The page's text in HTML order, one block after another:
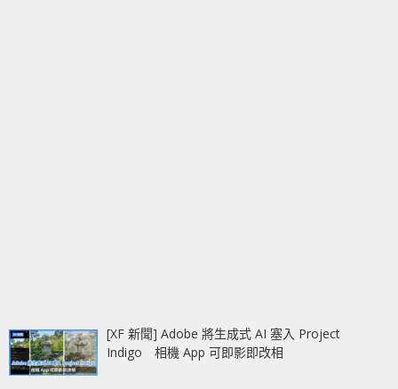
[XF 新聞] Adobe 將生成式 AI 塞入 Project
Indigo 相機 App 可即影即改相